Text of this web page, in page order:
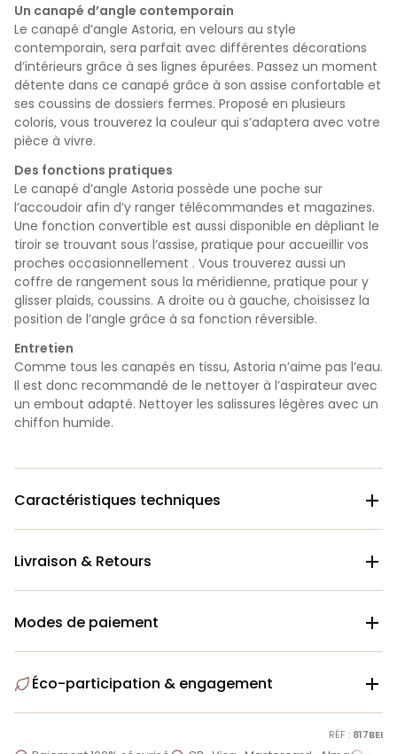
Un canapé d’angle contemporain
Le canapé d’angle Astoria, en velours au style
contemporain, sera parfait avec différentes décorations
d’intérieurs grâce à ses lignes épurées. Passez un moment
détente dans ce canapé grâce à son assise confortable et
ses coussins de dossiers fermes. Proposé en plusieurs
coloris, vous trouverez la couleur qui s’adaptera avec votre
pièce à vivre.
Des fonctions pratiques
Le canapé d’angle Astoria possède une poche sur
l’accoudoir afin d’y ranger télécommandes et magazines.
Une fonction convertible est aussi disponible en dépliant le
tiroir se trouvant sous l’assise, pratique pour accueillir vos
proches occasionnellement . Vous trouverez aussi un
coffre de rangement sous la méridienne, pratique pour y
glisser plaids, coussins. A droite ou à gauche, choisissez la
position de l’angle grâce à sa fonction réversible.
Entretien
Comme tous les canapés en tissu, Astoria n’aime pas l’eau.
Il est donc recommandé de le nettoyer à l’aspirateur avec
un embout adapté. Nettoyer les salissures légères avec un
chiffon humide.
Caractéristiques techniques 
Livraison & Retours 
Modes de paiement 
Éco-participation & engagement 
RÉF : 817BEI